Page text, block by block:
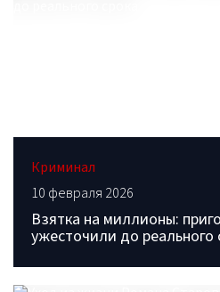
Криминал
10 февраля 2026
Взятка на миллионы:
ужесточили до реального